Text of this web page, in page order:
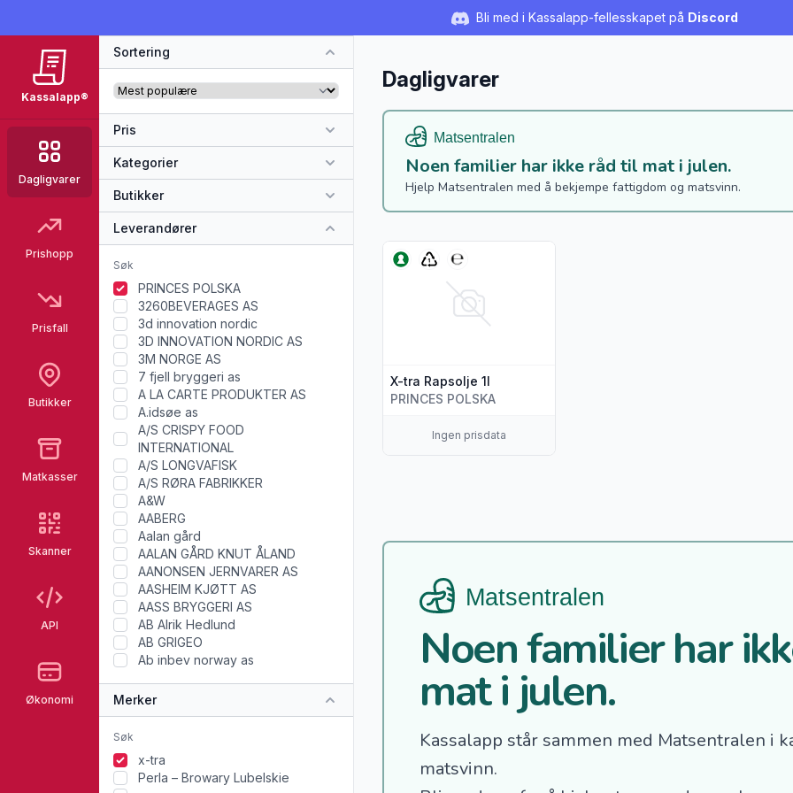
Bli med i Kassalapp-fellesskapet på Discord
Kassalapp®
Dagligvarer
Prishopp
Prisfall
Butikker
Matkasser
Skanner
API
Økonomi
Sortering
Pris
Kategorier
Butikker
Leverandører
PRINCES POLSKA
3260BEVERAGES AS
3d innovation nordic
3D INNOVATION NORDIC AS
3M NORGE AS
7 fjell bryggeri as
A LA CARTE PRODUKTER AS
A.idsøe as
A/S CRISPY FOOD
INTERNATIONAL
A/S LONGVAFISK
A/S RØRA FABRIKKER
A&W
AABERG
Aalan gård
AALAN GÅRD KNUT ÅLAND
AANONSEN JERNVARER AS
AASHEIM KJØTT AS
AASS BRYGGERI AS
AB Alrik Hedlund
AB GRIGEO
Ab inbev norway as
Merker
x-tra
Perla – Browary Lubelskie
Dagligvarer
Noen familier har ikke råd til mat i julen.
Hjelp Matsentralen med å bekjempe fattigdom og matsvinn.
X-tra Rapsolje 1l
PRINCES POLSKA
Ingen prisdata
Vis flere detaljer for produktet "X-tra Rapsolje 1l"
Noen familier har
mat i julen.
Kassalapp står sammen med Matsentralen i
matsvinn.